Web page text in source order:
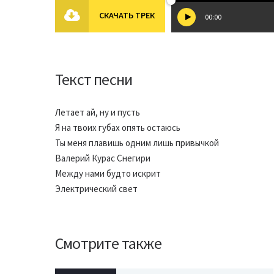
СКАЧАТЬ ТРЕК 00:00
Текст песни
Летает ай, ну и пусть
Я на твоих губах опять остаюсь
Ты меня плавишь одним лишь привычкой
Валерий Курас Снегири
Между нами будто искрит
Электрический свет
Смотрите также